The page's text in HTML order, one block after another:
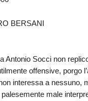
BERSANI
Antonio Socci non
offensive, porgo
interessa a nessuno,
palesemente male